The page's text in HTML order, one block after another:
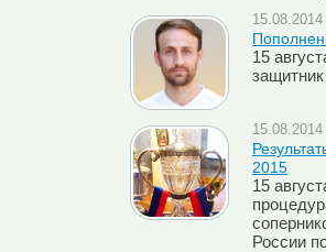
15
2015
15
России